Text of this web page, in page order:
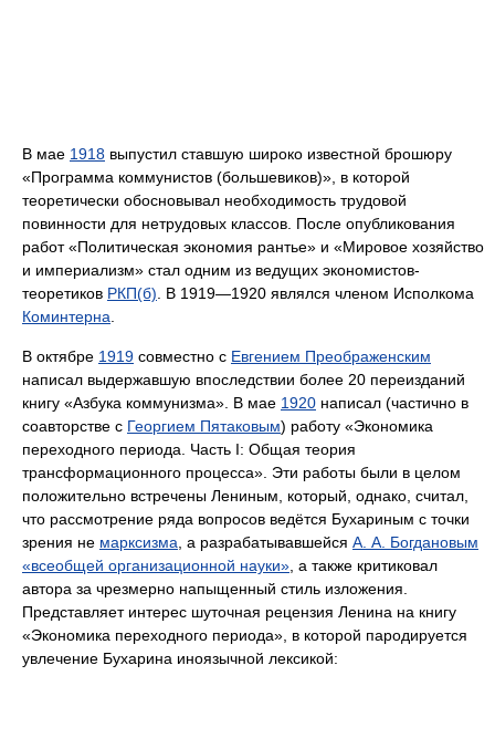
В мае 1918 выпустил ставшую широко известной брошюру
«Программа коммунистов (большевиков)», в которой
теоретически обосновывал необходимость трудовой
повинности для нетрудовых классов. После опубликования
работ «Политическая экономия рантье» и «Мировое хозяйство
и империализм» стал одним из ведущих экономистов-
теоретиков РКП(б) . В 1919—1920 являлся членом Исполкома
Коминтерна
В октябре 1919 совместно с Евгением Преображенским
написал выдержавшую впоследствии более 20 переизданий
книгу «Азбука коммунизма». В мае 1920 написал (частично в
соавторстве с Георгием Пятаковым) работу «Экономика
переходного периода. Часть I: Общая теория
трансформационного процесса». Эти работы были в целом
положительно встречены Лениным, который, однако, считал,
что рассмотрение ряда вопросов ведётся Бухариным с точки
зрения не марксизма , а разрабатывавшейся А. А. Богдановым
«всеобщей организационной науки» , а также критиковал
автора за чрезмерно напыщенный стиль изложения.
Представляет интерес шуточная рецензия Ленина на книгу
«Экономика переходного периода», в которой пародируется
увлечение Бухарина иноязычной лексикой: